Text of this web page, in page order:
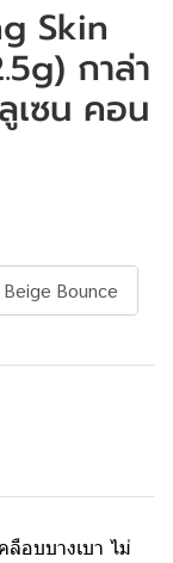
Skin
กาล่า
เซน คอน
Bounce
อบบางเบา ไม่